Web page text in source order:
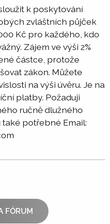
k poskytování
zvláštních půjček
Kč pro každého, kdo
Zájem ve výši 2%
částce, protože
zákon. Můžete
na výši úvěru. Je na
platby. Požaduji
ručně dlužného
potřebné Email:
FÓRUM